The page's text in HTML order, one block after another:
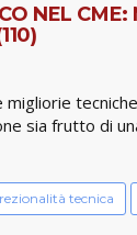
NEL
sia frutto di
tecnica